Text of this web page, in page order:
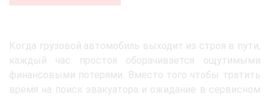
Когда грузовой автомобиль выходит из строя в пути,
каждый час простоя оборачивается ощутимыми
финансовыми потерями. Вместо того чтобы тратить
время на поиск эвакуатора и ожидание в сервисном